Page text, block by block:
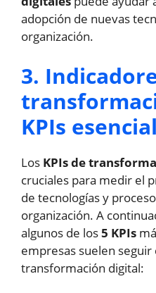
adopción de nuevas
organización.
3.
KPIs
Los KPIs de
cruciales para medir el
de tecnologías y
organización. A
algunos de los5 KPIs
empresas suelen seguir
transformación digital: